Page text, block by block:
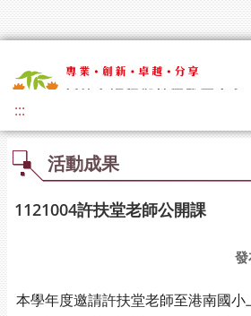
:::
活動成果
1121004許扶堂老師公開課
發
本學年度邀請許扶堂老師至港南國